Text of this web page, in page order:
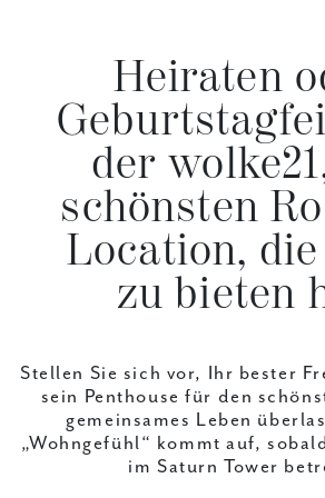
Heiraten
der
schönsten
Location,
zu bieten
Stellen Sie sich vor, Ihr bester
sein Penthouse für den
gemeinsames Leben
„Wohngefühl“ kommt auf,
im Saturn Tower